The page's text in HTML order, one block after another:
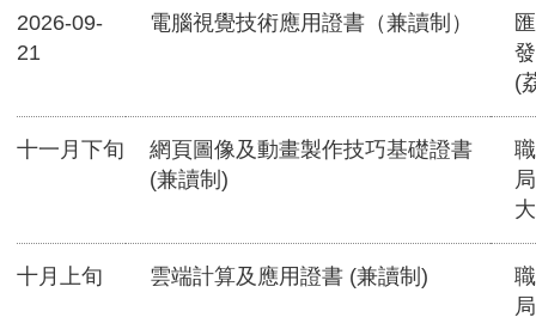
2026-09-
21
電腦視覺技術應用證書（兼讀制）
(
十一月下旬
網頁圖像及動畫製作技巧基礎證書
(兼讀制)
十月上旬 雲端計算及應用證書 (兼讀制)